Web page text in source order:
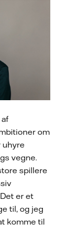
om
uhyre
vegne.
spillere
er et
til, og jeg
komme til